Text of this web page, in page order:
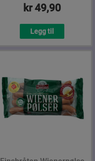
kr 49,90
Legg til